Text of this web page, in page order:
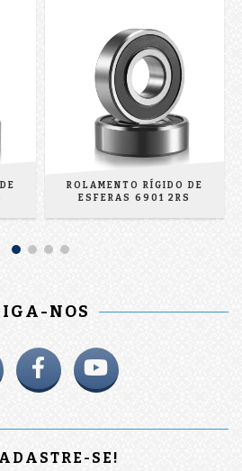
ROLAMENTO RÍGIDO DE
ESFERAS 6901 2RS
NOS
SE!